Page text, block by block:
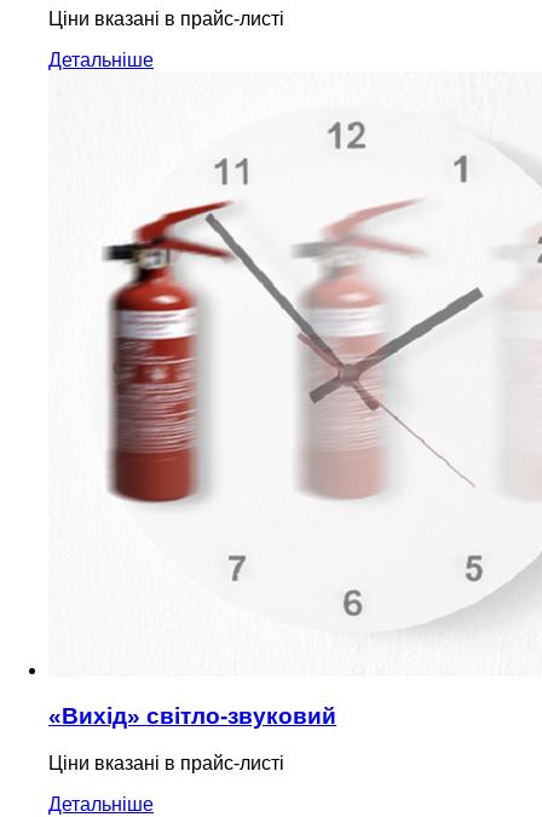
Ціни вказані в прайс-листі
Детальніше
«Вихід» світло-звуковий
Ціни вказані в прайс-листі
Детальніше